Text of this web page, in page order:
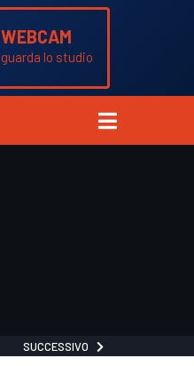
WEBCAM
guarda lo studio
SUCCESSIVO